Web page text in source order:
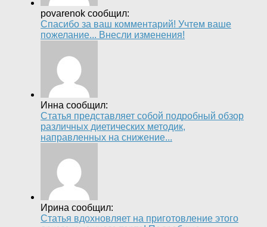
povarenok сообщил:
Спасибо за ваш комментарий! Учтем ваше
пожелание... Внесли изменения!
Инна сообщил:
Статья представляет собой подробный обзор
различных диетических методик,
направленных на снижение...
Ирина сообщил:
Статья вдохновляет на приготовление этого